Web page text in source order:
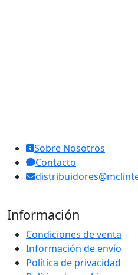
Sobre Nosotros
Contacto
Información
Condiciones de venta
Información de envío
Política de privacidad